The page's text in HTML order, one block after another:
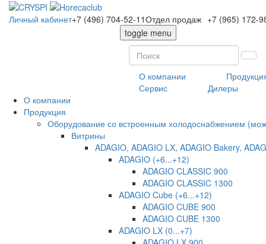
Личный кабинет+7 (496) 704-52-11Отдел продаж +7 (965) 172-
toggle menu
О компании
Сервис
Дилеры
О компании
Продукция
Оборудование со встроенным холодоснабжением
Витрины
ADAGIO, ADAGIO LX, ADAGIO Bakery,
ADAGIO (+6...+12)
ADAGIO CLASSIC 900
ADAGIO CLASSIC 1300
ADAGIO Cube (+6...+12)
ADAGIO CUBE 900
ADAGIO CUBE 1300
ADAGIO LX (0...+7)